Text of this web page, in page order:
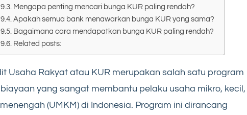
Mengapa penting mencari bunga KUR paling rendah?
Apakah semua bank menawarkan bunga KUR yang sama?
Bagaimana cara mendapatkan bunga KUR paling rendah?
Related posts:
Usaha Rakyat atau KUR merupakan salah satu program
yang sangat membantu pelaku usaha mikro, kecil,
(UMKM) di Indonesia. Program ini dirancang